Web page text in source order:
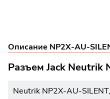
Описание NP2X-AU-
Разъем Jack Neutrik
Neutrik NP2X-AU-